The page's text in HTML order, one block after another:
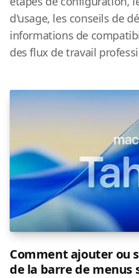
d'usage, les conseils de
informations de
des flux de travail
Comment ajouter ou
de la barre de menus